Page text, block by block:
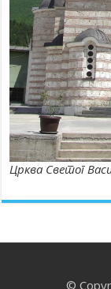
Црква Светог
©